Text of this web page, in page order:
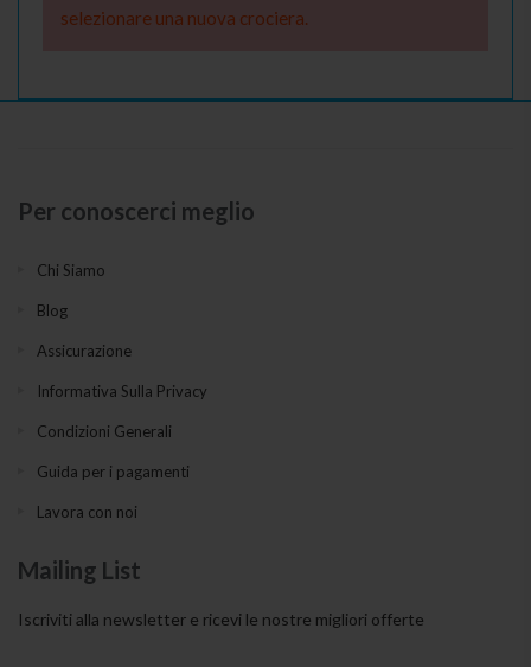
selezionare una nuova crociera.
Per conoscerci meglio
Chi Siamo
Blog
Assicurazione
Informativa Sulla Privacy
Condizioni Generali
Guida per i pagamenti
Lavora con noi
Mailing List
Iscriviti alla newsletter e ricevi le nostre migliori offerte